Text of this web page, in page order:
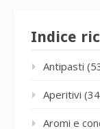
Indice
Antipasti
Aperitivi
Aromi e